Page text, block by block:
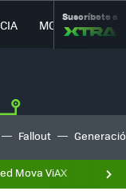
MOVILIDAD
Suscríbete a
Fallout
Mova ViAX